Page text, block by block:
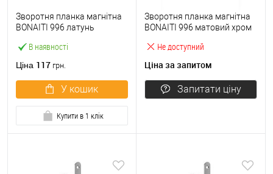
В наявності
Зворотня планка магнітна
BONAITI 996 латунь
Ціна 117 грн.
У кошик
Купити в 1 клік
Не доступний
Зворотня планка магнітна
BONAITI 996 матовий хром
Ціна за запитом
Запитати ціну